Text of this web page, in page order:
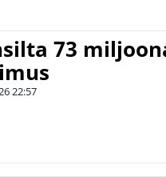
73
22:57